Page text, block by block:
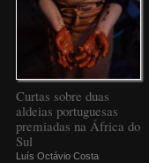
Curtas sobre duas
aldeias portuguesas
premiadas na África do
Sul
Luís Octávio Costa